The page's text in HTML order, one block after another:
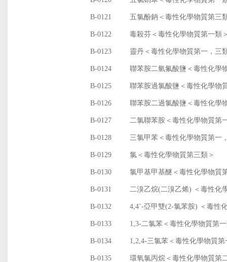
B-0121 五氯酚鈉＜毒性化學物質第三
B-0122 毒殺芬＜毒性化學物質第一類
B-0123 靈丹＜毒性化學物質第一，三
B-0124 聯苯胺二氫氟酸鹽＜毒性化學
B-0125 聯苯胺過氯酸鹽＜毒性化學物
B-0126 聯苯胺二過氯酸鹽＜毒性化學
B-0127 二氯聯苯胺＜毒性化學物質第
B-0128 三氯甲苯＜毒性化學物質第一
B-0129 氯＜毒性化學物質第三類＞
B-0130 氯甲基甲基醚＜毒性化學物質
B-0131 二溴乙烷(二溴乙烯) ＜毒性化
B-0132 4,4’-亞甲雙(2-氯苯胺) ＜毒性
B-0133 1,3-二氯苯＜毒性化學物質第
B-0134 1,2,4-三氯苯＜毒性化學物質第
B-0135 環氧氯丙烷＜毒性化學物質第